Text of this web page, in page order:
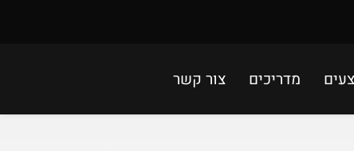
מדריכים צור קשר